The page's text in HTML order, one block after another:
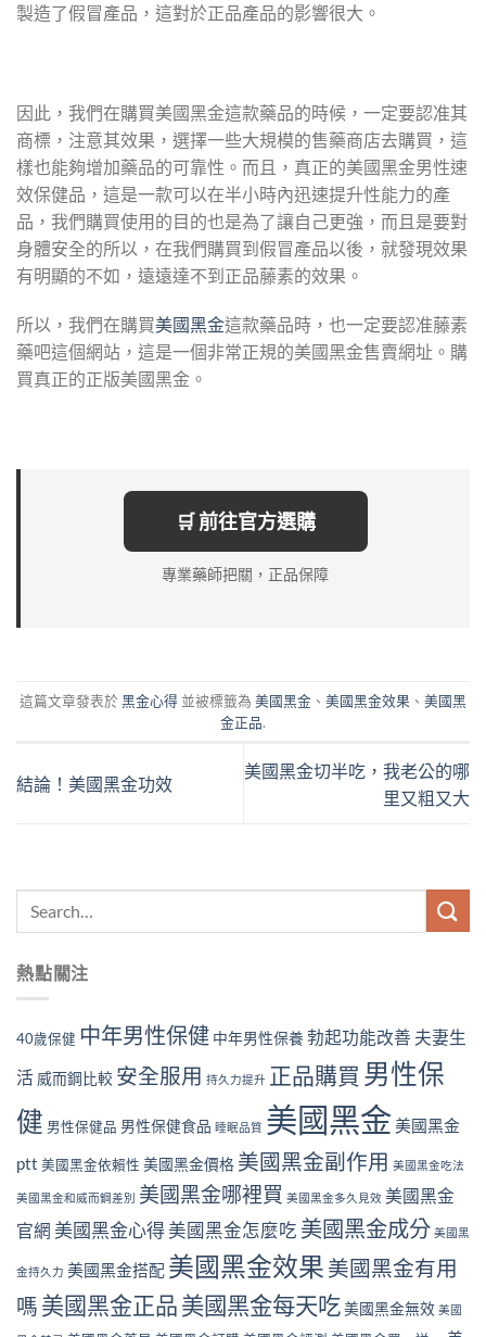
製造了假冒產品，這對於正品產品的影響很大。
因此，我們在購買美國黑金這款藥品的時候，一定要認准其
商標，注意其效果，選擇一些大規模的售藥商店去購買，這
樣也能夠增加藥品的可靠性。而且，真正的美國黑金男性速
效保健品，這是一款可以在半小時內迅速提升性能力的產
品，我們購買使用的目的也是為了讓自己更強，而且是要對
身體安全的所以，在我們購買到假冒產品以後，就發現效果
有明顯的不如，遠遠達不到正品藤素的效果。
所以，我們在購買美國黑金這款藥品時，也一定要認准藤素
藥吧這個網站，這是一個非常正規的美國黑金售賣網址。購
買真正的正版美國黑金。
🛒 前往官方選購
專業藥師把關，正品保障
這篇文章發表於黑金心得 並被標籤為 美國黑金 、 美國黑金效果 、 美國黑
金正品.
結論！美國黑金功效
美國黑金切半吃，我老公的哪
里又粗又大
熱點關注
40歲保健 中年男性保健 中年男性保養 勃起功能改善 夫妻生
活 威而鋼比較 安全服用 持久力提升 正品購買 男性保
健 男性保健品 男性保健食品 睡眠品質 美國黑金美國黑金
ptt 美國黑金依賴性 美國黑金價格 美國黑金副作用 美國黑金吃法
美國黑金和威而鋼差別 美國黑金哪裡買 美國黑金多久見效 美國黑金
官網 美國黑金心得 美國黑金怎麼吃 美國黑金成分 美國黑
金持久力 美國黑金搭配 美國黑金效果 美國黑金有用
嗎 美國黑金正品 美國黑金每天吃美國黑金無效 美國